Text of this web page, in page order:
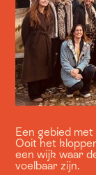
Een gebied
Ooit het
een wijk waar
voelbaar zijn.